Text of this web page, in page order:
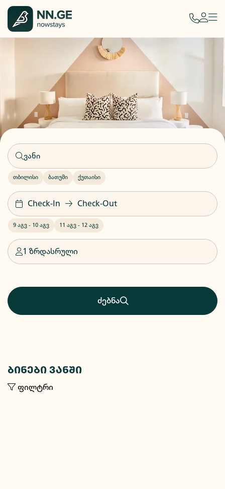
თბილისი ბათუმი ქუთაისი
Check-In Check-Out
9 აგვ - 10 აგვ 11 აგვ - 12 აგვ
1 ზრდასრული
ძებნა
ბინები ვანში
ფილტრი